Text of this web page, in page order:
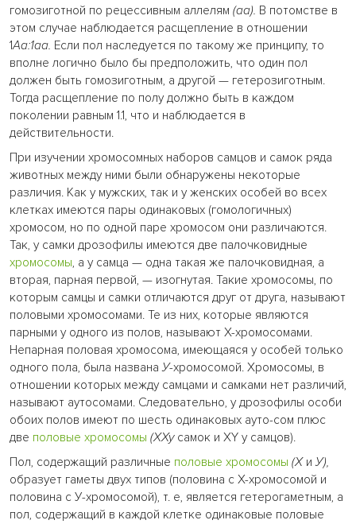
гомозиготной по рецессивным аллелям (аа). В потомстве в
этом случае наблюдается расщепление в отношении
1Аа:1аа. Если пол наследуется по такому же принципу, то
вполне логично было бы предположить, что один пол
должен быть гомозиготным, а другой — гетерозиготным.
Тогда расщепление по полу должно быть в каждом
поколении равным 1.1, что и наблюдается в
действительности.
При изучении хромосомных наборов самцов и самок ряда
животных между ними были обнаружены некоторые
различия. Как у мужских, так и у женских особей во всех
клетках имеются пары одинаковых (гомологичных)
хромосом, но по одной паре хромосом они различаются.
Так, у самки дрозофилы имеются две палочковидные
хромосомы, а у самца — одна такая же палочковидная, а
вторая, парная первой, — изогнутая. Такие хромосомы, по
которым самцы и самки отличаются друг от друга, называют
половыми хромосомами. Те из них, которые являются
парными у одного из полов, называют X-хромосомами.
Непарная половая хромосома, имеющаяся у особей только
одного пола, была названаУ-хромосомой. Хромосомы, в
отношении которых между самцами и самками нет различий,
называют аутосомами. Следовательно, у дрозофилы особи
обоих полов имеют по шесть одинаковых ауто-сом плюс
две половые хромосомы (ХХусамок и XY у самцов).
Пол, содержащий различные половые хромосомы (XиУ),
образует гаметы двух типов (половина с X-хромосомой и
половина с У-хромосомой), т. е, является гетерогаметным, а
пол, содержащий в каждой клетке одинаковые половые